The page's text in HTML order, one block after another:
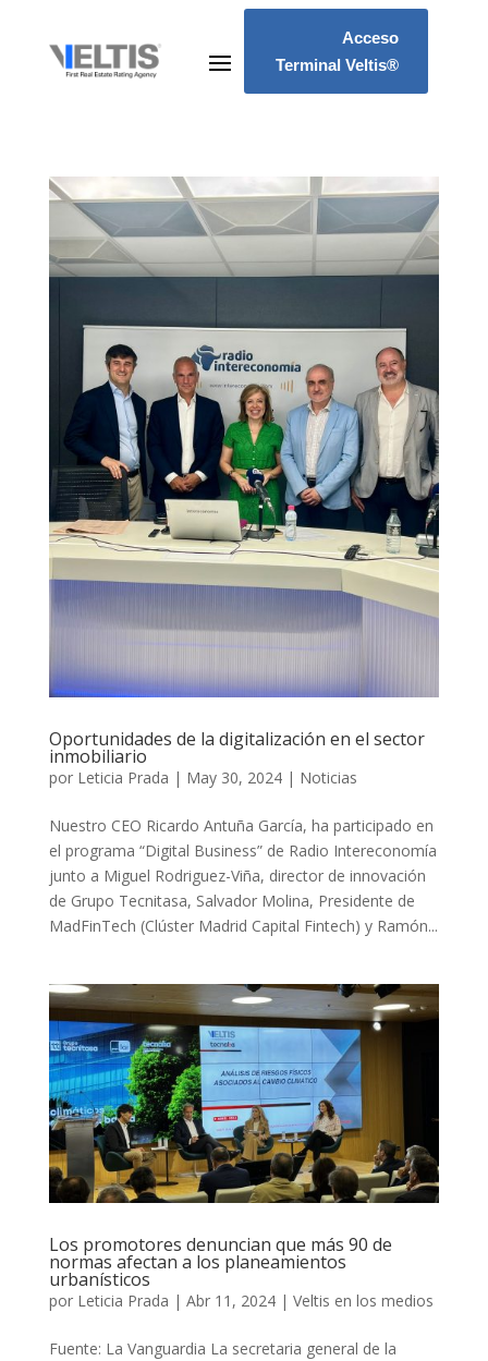
Acceso
Terminal Veltis®
Oportunidades de la digitalización en el sector
inmobiliario
por Leticia Prada | May 30, 2024| Noticias
Nuestro CEO Ricardo Antuña García, ha participado en
el programa “Digital Business” de Radio Intereconomía
junto a Miguel Rodriguez-Viña, director de innovación
de Grupo Tecnitasa, Salvador Molina, Presidente de
MadFinTech (Clúster Madrid Capital Fintech) y Ramón...
Los promotores denuncian que más 90 de
normas afectan a los planeamientos
urbanísticos
por Leticia Prada | Abr 11, 2024| Veltis en los medios
Fuente: La Vanguardia La secretaria general de la